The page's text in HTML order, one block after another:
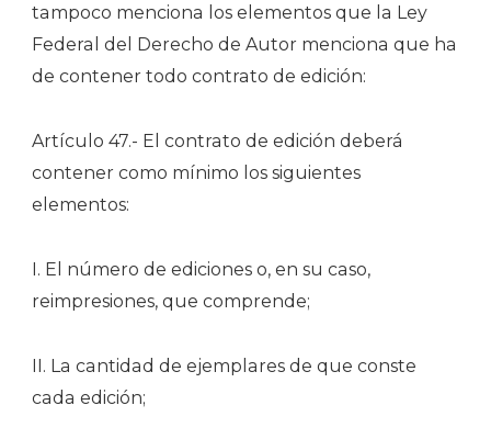
tampoco menciona los elementos que la Ley
Federal del Derecho de Autor menciona que ha
de contener todo contrato de edición:
Artículo 47.- El contrato de edición deberá
contener como mínimo los siguientes
elementos:
I. El número de ediciones o, en su caso,
reimpresiones, que comprende;
II. La cantidad de ejemplares de que conste
cada edición;